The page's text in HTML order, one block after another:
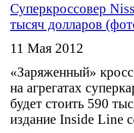
Суперкроссовер
тысяч долларов
11 Мая 2012
«Заряженный»
на агрегатах
будет стоить 590
издание Inside Line